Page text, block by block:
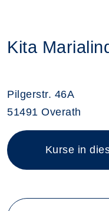
Kita
Pilgerstr. 46A
51491 Overath
Kurse in